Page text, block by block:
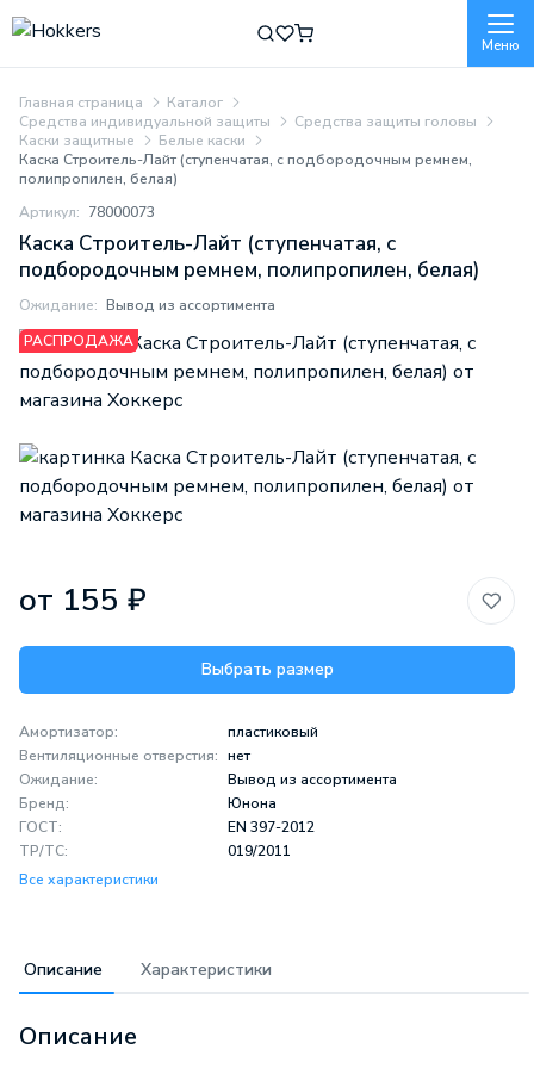
Меню
Главная страница
Каталог
Средства индивидуальной защиты
Средства защиты головы
Каски защитные
Белые каски
Каска Строитель-Лайт (ступенчатая, с подбородочным ремнем,
полипропилен, белая)
РАСПРОДАЖА
Артикул: 78000073
Каска Строитель-Лайт (ступенчатая, с
подбородочным ремнем, полипропилен, белая)
Ожидание: Вывод из ассортимента
от 155 ₽
Выбрать размер
Амортизатор:
пластиковый
Вентиляционные отверстия: нет
Ожидание:
Вывод из ассортимента
Бренд:
Юнона
ГОСТ:
EN 397-2012
ТР/ТС:
019/2011
Все характеристики
Описание Характеристики
Описание